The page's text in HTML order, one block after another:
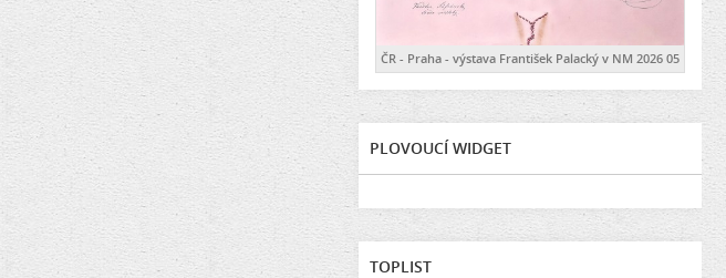
ČR - Praha - výstava František Palacký v NM 2026 05
PLOVOUCÍ WIDGET
TOPLIST